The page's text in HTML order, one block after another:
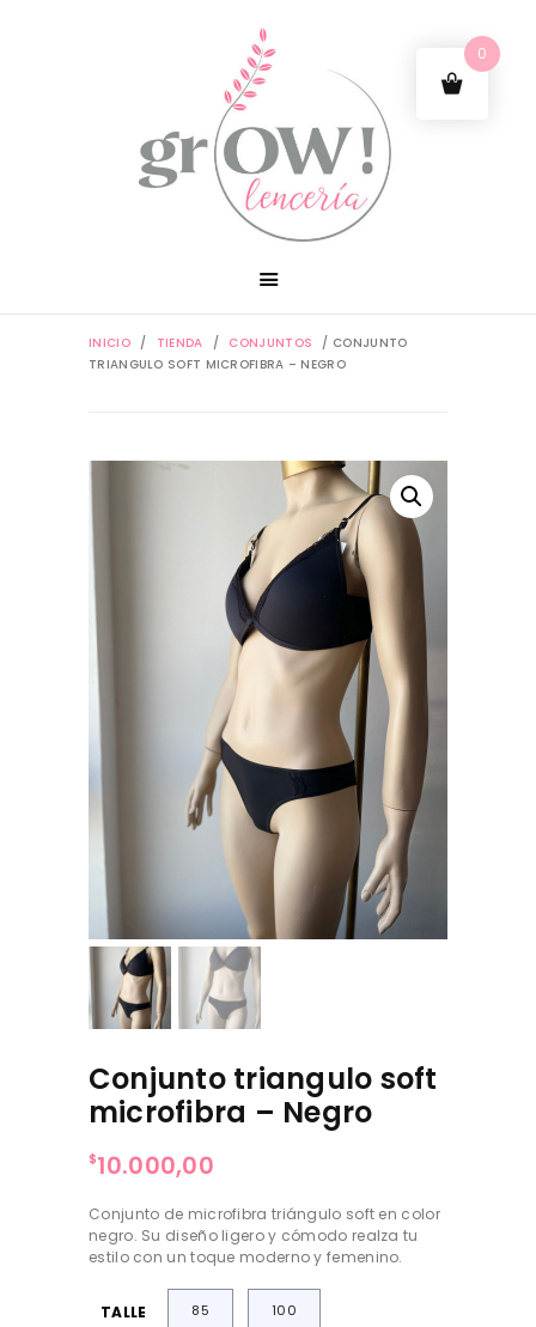
INICIO / TIENDA / CONJUNTOS
/ CONJUNTO
TRIANGULO SOFT MICROFIBRA – NEGRO
Conjunto triangulo soft
microfibra – Negro
$10.000,00
Conjunto de microfibra triángulo soft en color
negro. Su diseño ligero y cómodo realza tu
estilo con un toque moderno y femenino.
TALLE 85 100
0